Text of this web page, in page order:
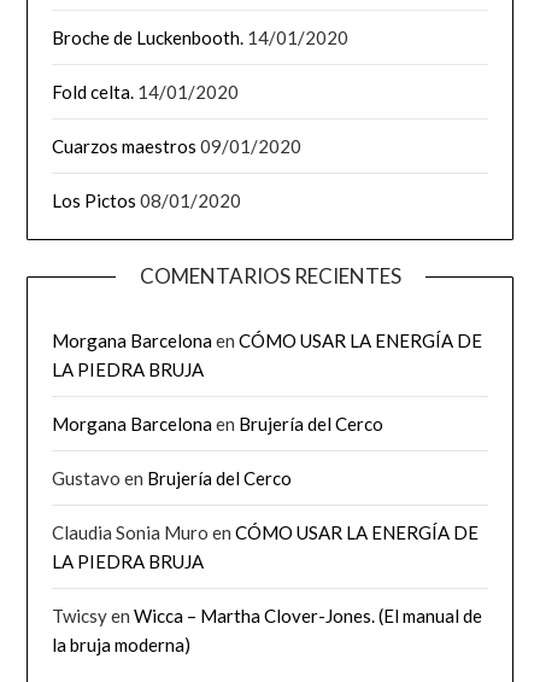
Broche de Luckenbooth. 14/01/2020
Fold celta. 14/01/2020
Cuarzos maestros 09/01/2020
Los Pictos 08/01/2020
COMENTARIOS RECIENTES
Morgana BarcelonaenCÓMO USAR LA ENERGÍA DE
LA PIEDRA BRUJA
Morgana Barcelonaen Brujería del Cerco
Gustavo en Brujería del Cerco
Claudia Sonia Muro enCÓMO USAR LA ENERGÍA DE
LA PIEDRA BRUJA
TwicsyenWicca – Martha Clover-Jones. (El manual de
la bruja moderna)